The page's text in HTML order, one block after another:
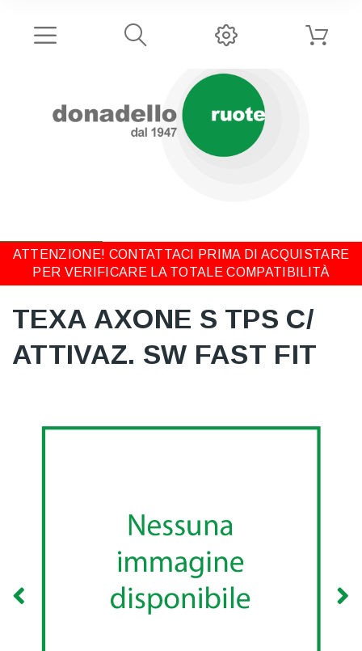
ATTENZIONE! CONTATTACI PRIMA DI ACQUISTARE
PER VERIFICARE LA TOTALE COMPATIBILITÀ
TEXA AXONE S TPS C/
ATTIVAZ. SW FAST FIT